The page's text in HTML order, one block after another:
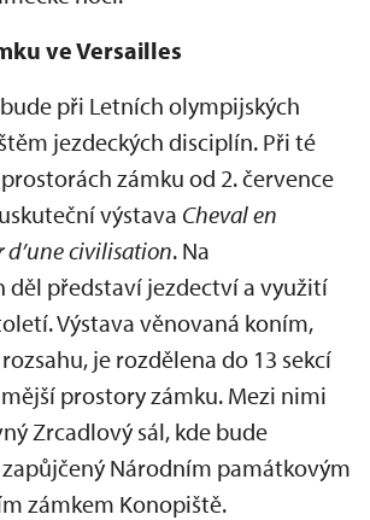
ve Versailles
při Letních olympijských
jezdeckých disciplín. Při té
zámku od 2. července
výstava Cheval en
civilisation. Na
děl představí jezdectví a využití
Výstava věnovaná koním,
je rozdělena do 13 sekcí
prostory zámku. Mezi nimi
Zrcadlový sál, kde bude
Národním památkovým
zámkem Konopiště.